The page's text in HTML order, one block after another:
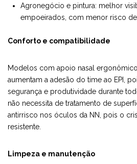
Agronegócio e pintura: melhor
empoeirados, com menor risco
Conforto e compatibilidade
Modelos com apoio nasal
aumentam a adesão do time ao EPI,
segurança e produtividade durante
não necessita de tratamento de
antirrisco nos óculos da NN, pois o
resistente.
Limpeza e manutenção